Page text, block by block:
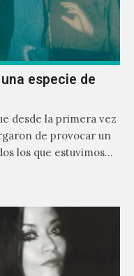
especie de
desde la primera vez
de provocar un
los que estuvimos